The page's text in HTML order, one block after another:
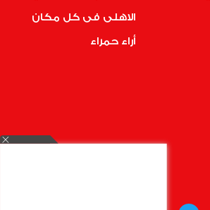
الاهلى فى كل مكان
أراء حمراء